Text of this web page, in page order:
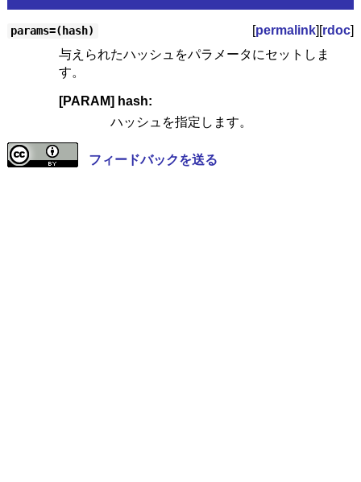
params=(hash) [permalink][rdoc]
与えられたハッシュをパラメータにセットしま
す。
[PARAM] hash:
ハッシュを指定します。
フィードバックを送る